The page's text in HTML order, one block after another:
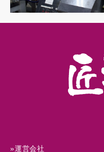
»運営会社